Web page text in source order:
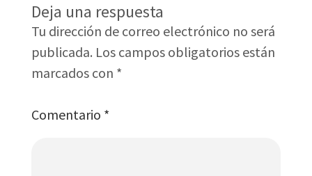
Deja una respuesta
Tu dirección de correo electrónico no será
publicada. Los campos obligatorios están
marcados con *
Comentario *